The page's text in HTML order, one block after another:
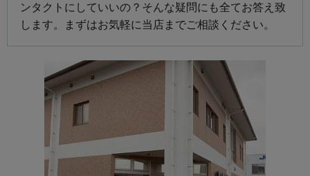
ンタクトにしていいの？そんな疑問にも全てお答え致
します。まずはお気軽に当店までご相談ください。